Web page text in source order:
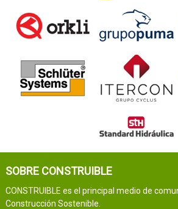
SOBRE CONSTRUIBLE
CONSTRUIBLE es el principal medio de
Construcción Sostenible.